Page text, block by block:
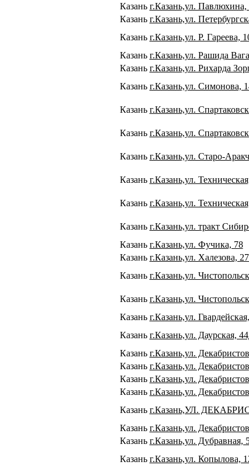
Казань г.Казань,ул. Павлюхина,
Казань г.Казань,ул.
Казань г.Казань,ул. Р. Гареева,
Казань г.Казань,ул. Рашида
Казань г.Казань,ул. Рихарда
Казань г.Казань,ул. Симонова,
Казань г.Казань,ул.
Казань г.Казань,ул.
Казань г.Казань,ул. Старо-
Казань г.Казань,ул.
Казань г.Казань,ул.
Казань г.Казань,ул. тракт
Казань г.Казань,ул. Фучика, 78
Казань г.Казань,ул. Халезова,
Казань г.Казань,ул.
Казань г.Казань,ул.
Казань г.Казань,ул.
Казань г.Казань,ул. Даурская,
Казань г.Казань,ул.
Казань г.Казань,ул.
Казань г.Казань,ул.
Казань г.Казань,ул.
Казань г.Казань,УЛ.
Казань г.Казань,ул.
Казань г.Казань,ул. Дубравная,
Казань г.Казань,ул. Копылова,